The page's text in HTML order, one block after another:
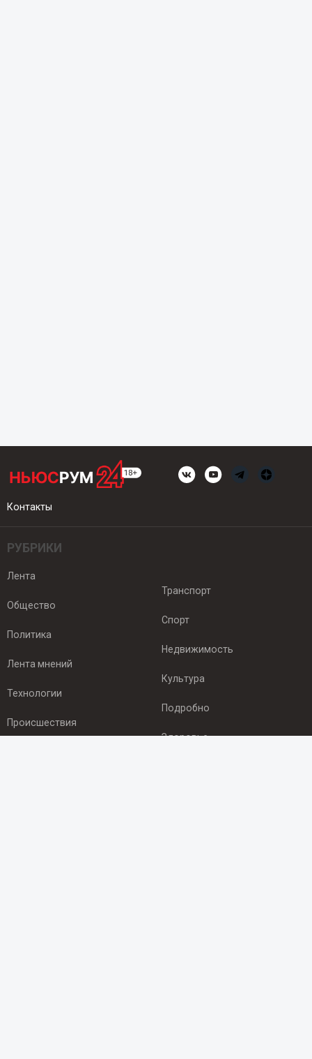
Контакты
РУБРИКИ
Лента
Общество
Политика
Лента мнений
Технологии
Происшествия
Транспорт
Спорт
Недвижимость
Культура
Подробно
Здоровье